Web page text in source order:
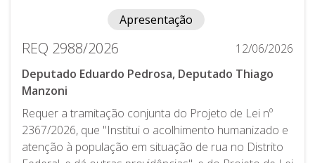
Apresentação
REQ 2988/2026
12/06/2026
Deputado Eduardo Pedrosa, Deputado Thiago
Manzoni
Requer a tramitação conjunta do Projeto de Lei nº
2367/2026, que "Institui o acolhimento humanizado e
atenção à população em situação de rua no Distrito